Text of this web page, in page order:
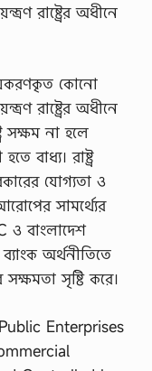
রাষ্ট্রের অধীনে
কোনো
রাষ্ট্রের অধীনে
সক্ষম না হলে
বাধ্য। রাষ্ট্র
যোগ্যতা ও
সামর্থ্যের
ও বাংলাদেশ
অর্থনীতিতে
সক্ষমতা সৃষ্টি করে।
Enterprises